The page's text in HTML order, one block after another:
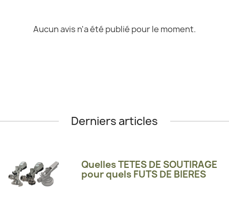
Aucun avis n'a été publié pour le moment.
Derniers articles
Quelles TETES DE SOUTIRAGE
pour quels FUTS DE BIERES